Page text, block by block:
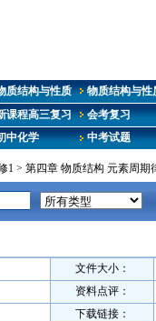
质结构与性质 物质结构与性
课程高三复习 会考复习
中化学 中考试题
1 > 第四章 物质结构 元素周期
文件大小：
资料点评：
下载链接：